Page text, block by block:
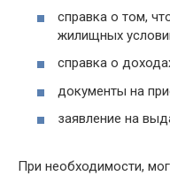
справка о том,
жилищных
справка о
документы на
заявление на
При необходимости,